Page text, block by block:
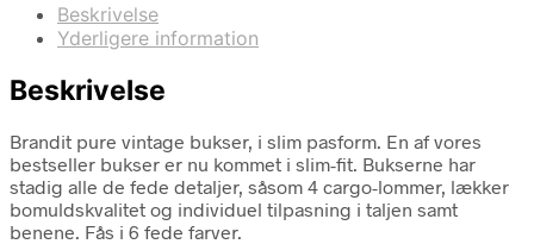
Beskrivelse
Yderligere information
Beskrivelse
Brandit pure vintage bukser, i slim pasform. En af vores
bestseller bukser er nu kommet i slim-fit. Bukserne har
stadig alle de fede detaljer, såsom 4 cargo-lommer, lækker
bomuldskvalitet og individuel tilpasning i taljen samt
benene. Fås i 6 fede farver.